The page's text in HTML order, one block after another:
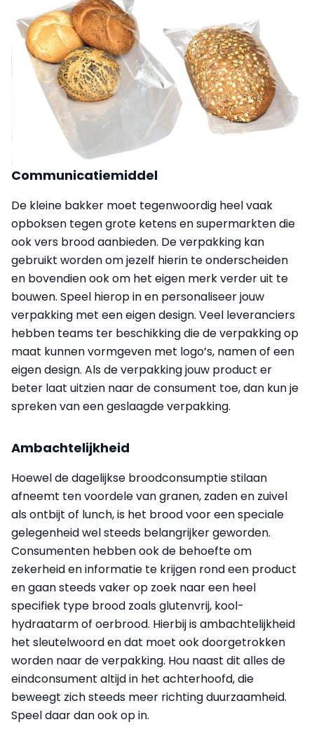
Communicatiemiddel
De kleine bakker moet tegenwoordig heel vaak
opboksen tegen grote ketens en supermarkten die
ook vers brood aanbieden. De verpakking kan
gebruikt worden om jezelf hierin te onderscheiden
en bovendien ook om het eigen merk verder uit te
bouwen. Speel hierop in en personaliseer jouw
verpakking met een eigen design. Veel leveranciers
hebben teams ter beschikking die de verpakking op
maat kunnen vormgeven met logo’s, namen of een
eigen design. Als de verpakking jouw product er
beter laat uitzien naar de consument toe, dan kun je
spreken van een geslaagde verpakking.
Ambachtelijkheid
Hoewel de dagelijkse broodconsumptie stilaan
afneemt ten voordele van granen, zaden en zuivel
als ontbijt of lunch, is het brood voor een speciale
gelegenheid wel steeds belangrijker geworden.
Consumenten hebben ook de behoefte om
zekerheid en informatie te krijgen rond een product
en gaan steeds vaker op zoek naar een heel
specifiek type brood zoals glutenvrij, kool­
hydraatarm of oerbrood. Hierbij is ambachtelijkheid
het sleutelwoord en dat moet ook doorgetrokken
worden naar de verpakking. Hou naast dit alles de
eindconsument altijd in het achterhoofd, die
beweegt zich steeds meer richting duurzaamheid.
Speel daar dan ook op in.